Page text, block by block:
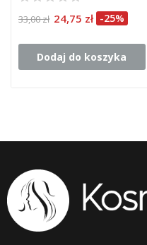
33,00 zł 24,75 zł -25%
Dodaj do koszyka